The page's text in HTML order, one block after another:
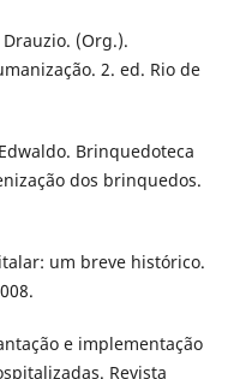
Drauzio. (Org.).
2. ed. Rio de
Brinquedoteca
dos brinquedos.
um breve histórico.
e implementação
Revista